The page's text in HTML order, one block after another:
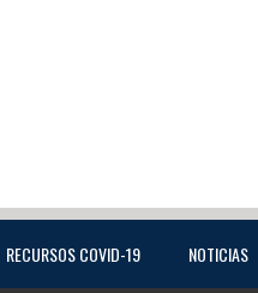
RECURSOS COVID-19 NOTICIAS